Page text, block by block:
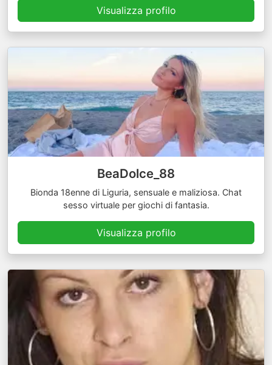
Visualizza profilo
BeaDolce_88
Bionda 18enne di Liguria, sensuale e maliziosa. Chat
sesso virtuale per giochi di fantasia.
Visualizza profilo